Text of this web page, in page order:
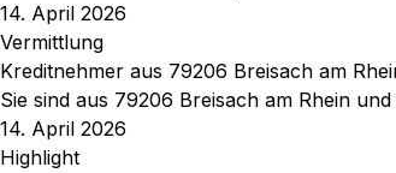
14. April 2026
Vermittlung
Kreditnehmer aus 79206 Breisach am
Sie sind aus 79206 Breisach am Rhein
14. April 2026
Highlight